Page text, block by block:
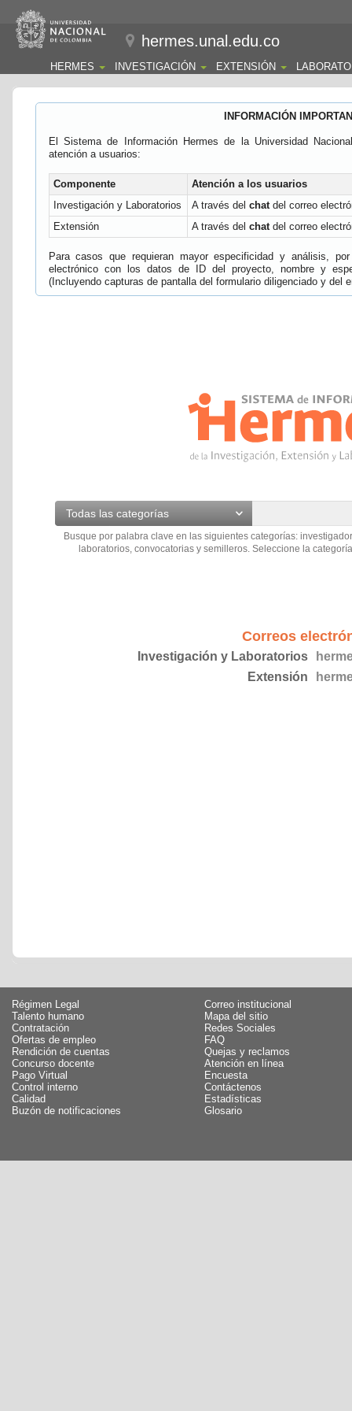
hermes.unal.edu.co
HERMES INVESTIGACIÓN EXTENSIÓN
INFORMACIÓN
El Sistema de Información Hermes de la Universidad
atención a usuarios:
Componente
Atención a los usuarios
Investigación y Laboratorios
A través del chatdel correo
Extensión
A través del chatdel correo
Para casos que requieran mayor especificidad y análisis,
electrónico con los datos de ID del proyecto, nombre y
(Incluyendo capturas de pantalla del formulario diligenciado y del
Todas las categorías
Busque por palabra clave en las siguientes categorías:
laboratorios, convocatorias y semilleros. Seleccione la
Correos
Investigación y Laboratorios
Extensión
Régimen Legal
Talento humano
Contratación
Ofertas de empleo
Rendición de cuentas
Concurso docente
Pago Virtual
Control interno
Calidad
Buzón de notificaciones
Correo institucional
Mapa del sitio
Redes Sociales
FAQ
Quejas y reclamos
Atención en línea
Encuesta
Contáctenos
Estadísticas
Glosario